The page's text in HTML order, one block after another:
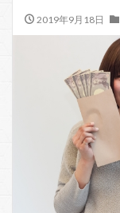
2019年9月18日